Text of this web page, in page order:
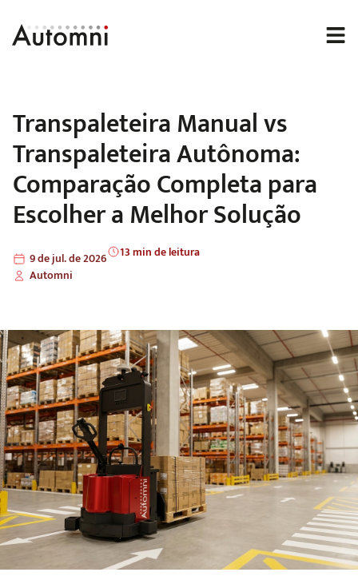
Transpaleteira Manual vs
Transpaleteira Autônoma:
Comparação Completa para
Escolher a Melhor Solução
9 de jul. de 2026
Automni
13 min de leitura